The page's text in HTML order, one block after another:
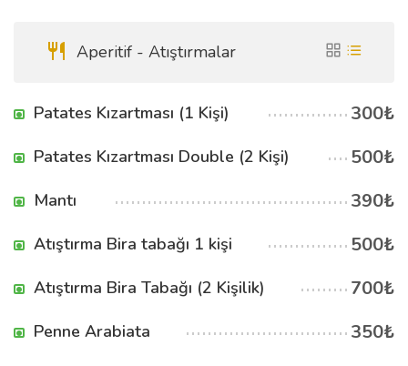
Aperitif - Atıştırmalar
Patates Kızartması (1 Kişi) 300₺
Patates Kızartması Double (2 Kişi) 500₺
Mantı 390₺
Atıştırma Bira tabağı 1 kişi 500₺
Atıştırma Bira Tabağı (2 Kişilik) 700₺
Penne Arabiata 350₺